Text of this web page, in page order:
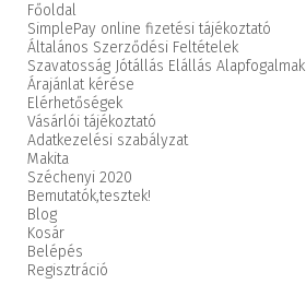
Főoldal
SimplePay online fizetési tájékoztató
Általános Szerződési Feltételek
Szavatosság Jótállás Elállás Alapfogalmak
Árajánlat kérése
Elérhetőségek
Vásárlói tájékoztató
Adatkezelési szabályzat
Makita
Széchenyi 2020
Bemutatók,tesztek!
Blog
Kosár
Belépés
Regisztráció